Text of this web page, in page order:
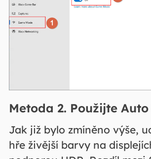
Metoda 2. Použijte Auto
Jak již bylo zmíněno výše,
hře živější barvy na